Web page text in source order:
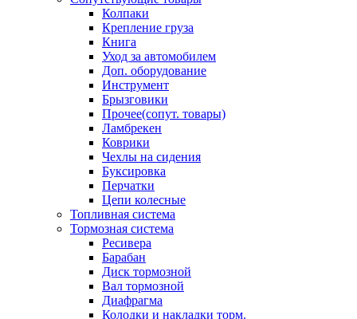
Колпаки
Крепление груза
Книга
Уход за автомобилем
Доп. оборудование
Инструмент
Брызговики
Прочее(сопут. товары)
Ламбрекен
Коврики
Чехлы на сидения
Буксировка
Перчатки
Цепи колесные
Топливная система
Тормозная система
Ресивера
Барабан
Диск тормозной
Вал тормозной
Диафрагма
Колодки и накладки торм.